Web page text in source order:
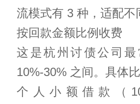
流模式有 3 种，适配不
按回款金额比例收费
这是杭州讨债公司
10%-30% 之间。具体
个人小额借款（